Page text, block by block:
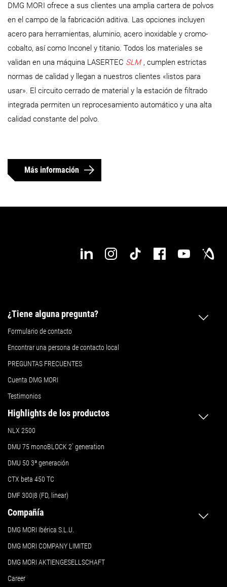
DMG MORI ofrece a sus clientes una amplia cartera de polvos
en el campo de la fabricación aditiva. Las opciones incluyen
acero para herramientas, aluminio, acero inoxidable y cromo-
cobalto, así como Inconel y titanio. Todos los materiales se
validan en una máquina LASERTEC SLM , cumplen estrictas
normas de calidad y llegan a nuestros clientes «listos para
usar». El circuito cerrado de material y la estación de filtrado
integrada permiten un reprocesamiento automático y una alta
calidad constante del polvo.
Más información
¿Tiene alguna pregunta?
Formulario de contacto
Encontrar una persona de contacto local
PREGUNTAS FRECUENTES
Cuenta DMG MORI
Testimonios
Highlights de los productos
NLX 2500
DMU 75 monoBLOCK 2ª generation
DMU 50 3ª generación
CTX beta 450 TC
DMF 300|8 (FD, linear)
Compañía
DMG MORI Ibérica S.L.U.
DMG MORI COMPANY LIMITED
DMG MORI AKTIENGESELLSCHAFT
Career